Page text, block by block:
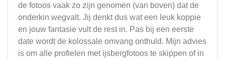
de fotoos vaak zo zijn genomen (van boven) dat de
onderkin wegvalt. Jij denkt dus wat een leuk koppie
en jouw fantasie vult de rest in. Pas bij een eerste
date wordt de kolossale omvang onthuld. Mijn advies
is om alle profielen met ijsbergfotoos te skippen of in